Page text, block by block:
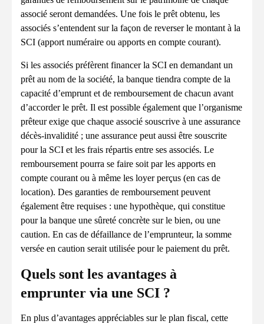
associé seront demandées. Une fois le prêt obtenu, les
associés s’entendent sur la façon de reverser le montant à la
SCI (apport numéraire ou apports en compte courant).
Si les associés préfèrent financer la SCI en demandant un
prêt au nom de la société, la banque tiendra compte de la
capacité d’emprunt et de remboursement de chacun avant
d’accorder le prêt. Il est possible également que l’organisme
prêteur exige que chaque associé souscrive à une assurance
décès-invalidité ; une assurance peut aussi être souscrite
pour la SCI et les frais répartis entre ses associés. Le
remboursement pourra se faire soit par les apports en
compte courant ou à même les loyer perçus (en cas de
location). Des garanties de remboursement peuvent
également être requises : une hypothèque, qui constitue
pour la banque une sûreté concrète sur le bien, ou une
caution. En cas de défaillance de l’emprunteur, la somme
versée en caution serait utilisée pour le paiement du prêt.
Quels sont les avantages à
emprunter via une SCI ?
En plus d’avantages appréciables sur le plan fiscal, cette